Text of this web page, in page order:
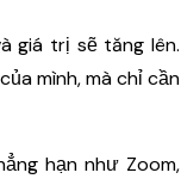
giá trị sẽ tăng lên.
mình, mà chỉ cần
hạn như Zoom,